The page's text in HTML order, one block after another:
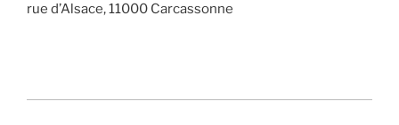
rue d’Alsace, 11000 Carcassonne